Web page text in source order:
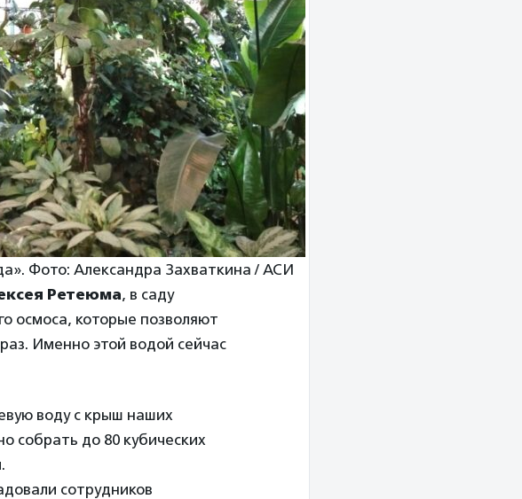
Фото: Александра Захваткина / АСИ
Ретеюма, в саду
осмоса, которые позволяют
Именно этой водой сейчас
воду с крыш наших
собрать до 80 кубических
сотрудников